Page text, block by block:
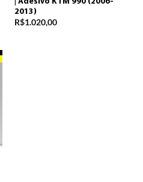
2013)
R$1.020,00